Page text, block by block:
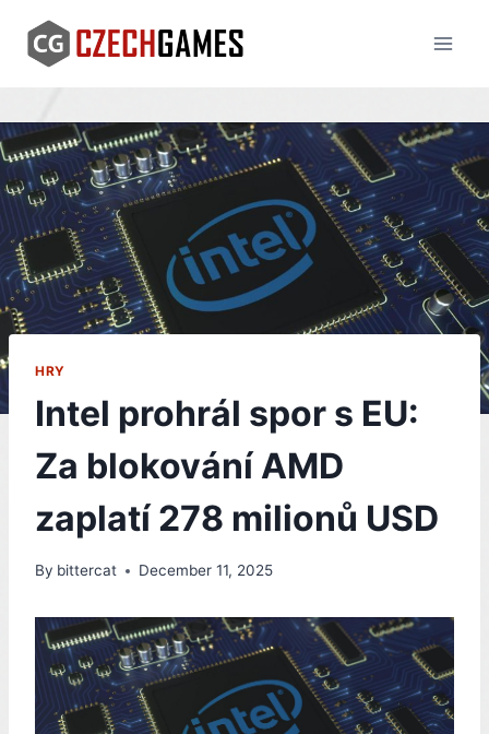
content
HRY
Intel prohrál spor s EU:
Za blokování AMD
zaplatí 278 milionů USD
By bittercat December 11, 2025